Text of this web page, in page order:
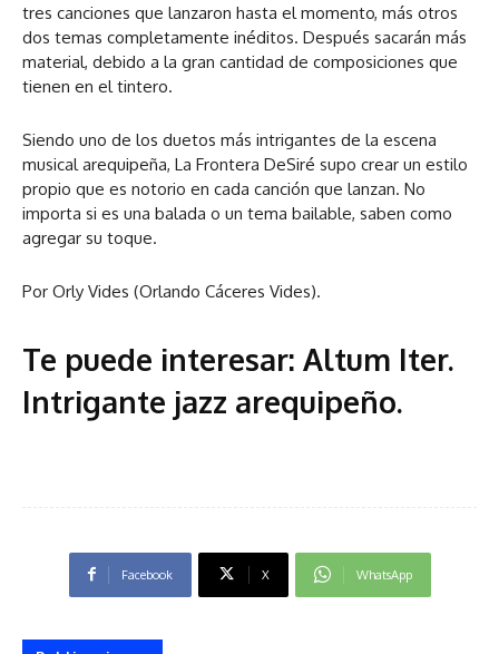
tres canciones que lanzaron hasta el momento, más otros
dos temas completamente inéditos. Después sacarán más
material, debido a la gran cantidad de composiciones que
tienen en el tintero.
Siendo uno de los duetos más intrigantes de la escena
musical arequipeña, La Frontera DeSiré supo crear un estilo
propio que es notorio en cada canción que lanzan. No
importa si es una balada o un tema bailable, saben como
agregar su toque.
Por Orly Vides (Orlando Cáceres Vides).
Te puede interesar: Altum Iter.
Intrigante jazz arequipeño.
Facebook X WhatsApp